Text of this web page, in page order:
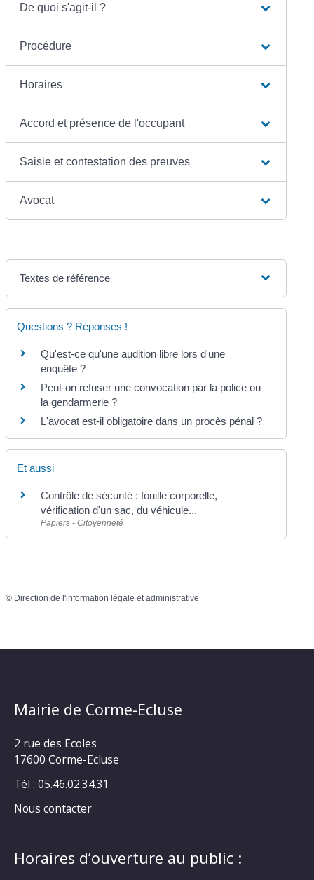
De quoi s'agit-il ?
Procédure
Horaires
Accord et présence de l'occupant
Saisie et contestation des preuves
Avocat
Textes de référence
Questions ? Réponses !
Qu'est-ce qu'une audition libre lors d'une
enquête ?
Peut-on refuser une convocation par la police ou
la gendarmerie ?
L'avocat est-il obligatoire dans un procès pénal ?
Et aussi
Contrôle de sécurité : fouille corporelle,
vérification d'un sac, du véhicule...
Papiers - Citoyenneté
© Direction de l'information légale et administrative
Mairie de Corme-Ecluse
2 rue des Ecoles
17600 Corme-Ecluse
Tél : 05.46.02.34.31
Nous contacter
Horaires d’ouverture au public :